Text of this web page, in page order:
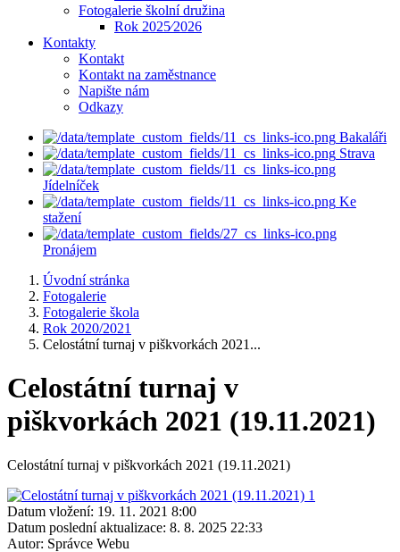
Fotogalerie školní družina
Rok 2025⁄2026
Kontakty
Kontakt
Kontakt na zaměstnance
Napište nám
Odkazy
Bakaláři
Strava
Jídelníček
Ke
stažení
Pronájem
Úvodní stránka
Fotogalerie
Fotogalerie škola
Rok 2020/2021
Celostátní turnaj v piškvorkách 2021...
Celostátní turnaj v
piškvorkách 2021 (19.11.2021)
Celostátní turnaj v piškvorkách 2021 (19.11.2021)
Datum vložení: 19. 11. 2021 8:00
Datum poslední aktualizace: 8. 8. 2025 22:33
Autor: Správce Webu